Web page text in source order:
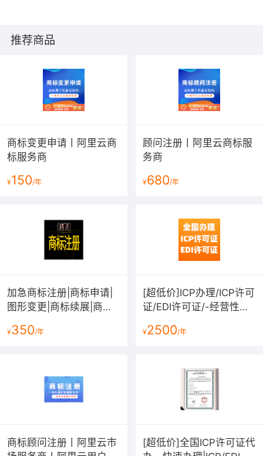
推荐商品
商标变更申请丨阿里云商
标服务商
¥150/年
顾问注册丨阿里云商标服
务商
¥680/年
加急商标注册|商标申请|
图形变更|商标续展|商标
拿不到受理通知书退款
¥350/年
[超低价]ICP办理/ICP许可
证/EDI许可证/-经营性网
务许可证
¥2500/年
商标顾问注册丨阿里云市
[超低价]全国ICP许可证代